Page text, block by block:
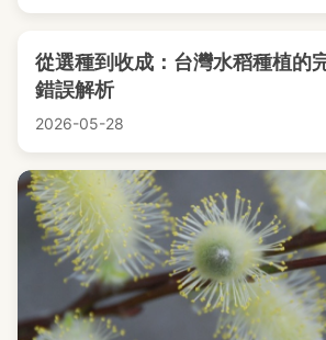
從選種到收成：台灣水稻種植的
錯誤解析
2026-05-28